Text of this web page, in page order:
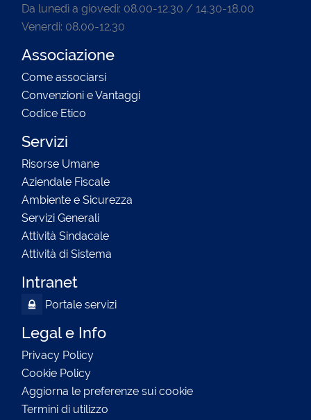
Da lunedì a giovedì: 08.00-12.30 / 14.30-18.00
Venerdi: 08.00-12.30
Associazione
Come associarsi
Convenzioni e Vantaggi
Codice Etico
Servizi
Risorse Umane
Aziendale Fiscale
Ambiente e Sicurezza
Servizi Generali
Attività Sindacale
Attività di Sistema
Intranet
Portale servizi
Legal e Info
Privacy Policy
Cookie Policy
Aggiorna le preferenze sui cookie
Termini di utilizzo